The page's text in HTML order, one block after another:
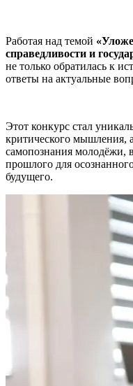
Работая над темой
справедливости и
не только обратилась к
ответы на актуальные
Этот конкурс стал
критического мышления,
самопознания молодёжи,
прошлого для
будущего.